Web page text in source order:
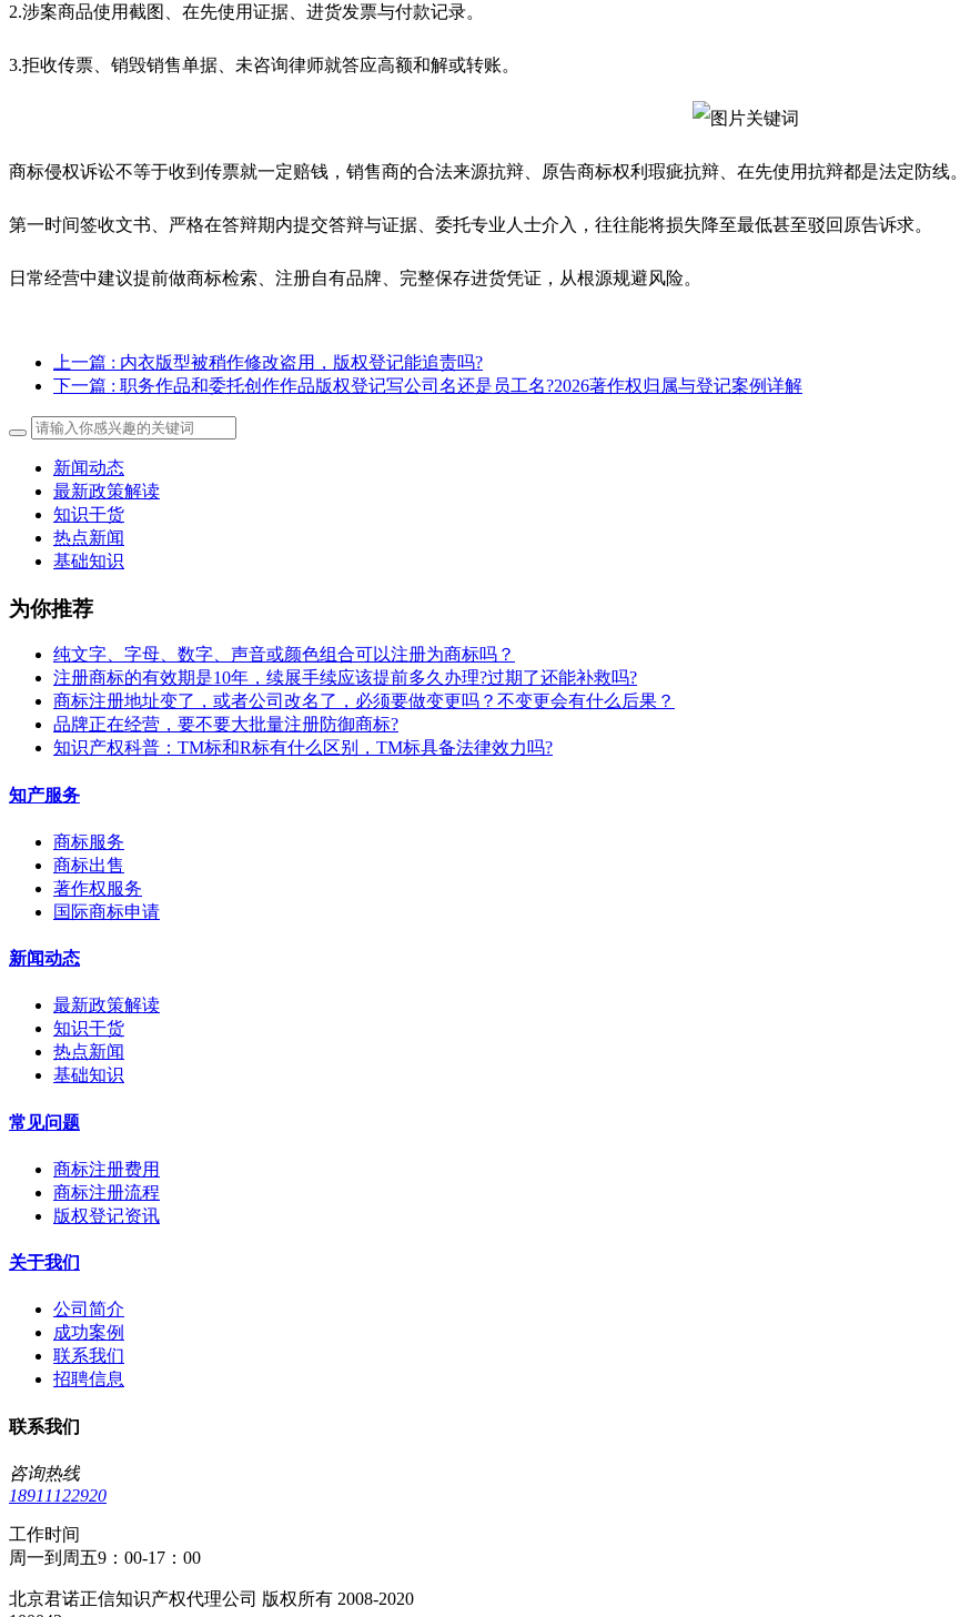
2.涉案商品使用截图、在先使用证据、进货发票与付款记录。
3.拒收传票、销毁销售单据、未咨询律师就答应高额和解或转账。
商标侵权诉讼不等于收到传票就一定赔钱，销售商的合法来源抗辩、原告商标权利瑕疵抗辩、在先使用抗辩都是法定防线。
第一时间签收文书、严格在答辩期内提交答辩与证据、委托专业人士介入，往往能将损失降至最低甚至驳回原告诉求。
日常经营中建议提前做商标检索、注册自有品牌、完整保存进货凭证，从根源规避风险。
上一篇 : 内衣版型被稍作修改盗用，版权登记能追责吗?
下一篇 : 职务作品和委托创作作品版权登记写公司名还是员工名?2026著作权归属与登记案例详解
新闻动态
最新政策解读
知识干货
热点新闻
基础知识
为你推荐
纯文字、字母、数字、声音或颜色组合可以注册为商标吗？
注册商标的有效期是10年，续展手续应该提前多久办理?过期了还能补救吗?
商标注册地址变了，或者公司改名了，必须要做变更吗？不变更会有什么后果？
​品牌正在经营，要不要大批量注册防御商标?
知识产权科普：TM标和R标有什么区别，TM标具备法律效力吗?
知产服务
商标服务
商标出售
著作权服务
国际商标申请
新闻动态
最新政策解读
知识干货
热点新闻
基础知识
常见问题
商标注册费用
商标注册流程
版权登记资讯
关于我们
公司简介
成功案例
联系我们
招聘信息
联系我们
咨询热线
18911122920
工作时间
周一到周五9：00-17：00
北京君诺正信知识产权代理公司 版权所有 2008-2020